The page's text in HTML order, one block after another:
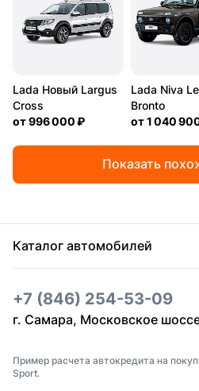
Lada Новый Largus
Cross
от996 000 ₽
Lada Niva
Bronto
от1 040
Показать
Каталог автомобилей
+7 (846) 254-53-09
г. Самара, Московское
Пример расчета автокредита на
Sport.